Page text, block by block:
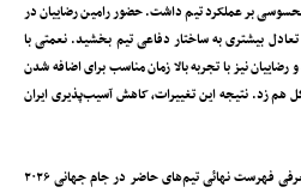
محسوسی بر عملکرد تیم داشت. حضور رامین رضاییان در
بیشتری به ساختار دفاعی تیم بخشید. نعمتی با
نیز با تجربه بالا زمان مناسب برای اضافه شدن
زد. نتیجه این تغییرات، کاهش آسیب‌پذیری ایران
کمتر از ۴۸ ساعت تا پایان مهلت رسمی معرفی فهرست نهائی تیم‌های حاضر در جام جهانی ۲۰۲۶